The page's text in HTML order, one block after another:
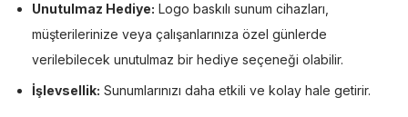
Unutulmaz Hediye: Logo baskılı sunum cihazları,
müşterilerinize veya çalışanlarınıza özel günlerde
verilebilecek unutulmaz bir hediye seçeneği olabilir.
İşlevsellik: Sunumlarınızı daha etkili ve kolay hale getirir.